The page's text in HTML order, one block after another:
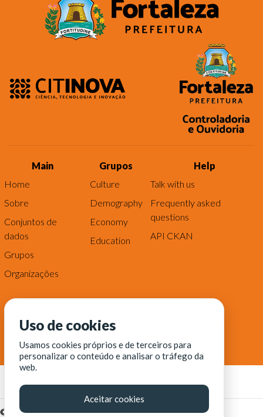
Main
Home
Sobre
Conjuntos de
dados
Grupos
Organizações
Grupos
Culture
Demography
Economy
Education
Help
Talk with us
Frequently asked
questions
API CKAN
© Fortaleza Digital || CITINOVA - Fundação de Ciência,
Uso de cookies
Usamos cookies próprios e de terceiros para
personalizar o conteúdo e analisar o tráfego da
web.
Aceitar cookies